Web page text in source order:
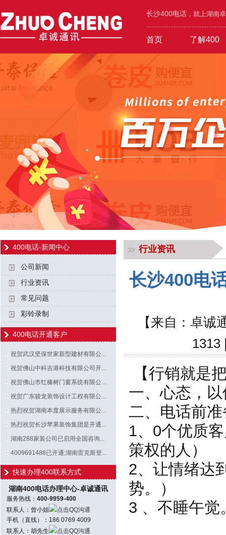
长沙400电话 ，就上湖南
首页 了解400
400价值 400功能
600元年套餐
工业/环保/能源 机械/设备/五金
400电话-新闻中心
公司新闻
行业资讯
常见问题
彩铃录制
400电话开通客户
祝贺武汉坚保世家新型建材有限公...
祝贺佛山中科吉港科技有限公司开...
祝贺佛山市红橡树门窗系统有限公...
祝贺广东骏龙装饰设计工程有限公...
热烈祝贺湖南本度展示服务有限公...
热烈祝贺长沙苹果装饰集团是开通...
湖南288家装公司已启用全国咨询...
4009691488已开通;湖南雷克斯登...
快速办理400联系方式
湖南400电话办理中心-卓诚通讯
服务热线： 400-9959-400
联系人：曾小姐
点击QQ沟通
手机（直线）：186 0769 4009
联系人：胡先生
点击QQ沟通
行业资讯
长沙400电
【来自：卓诚
1313
【行销就是
一、心态，
二
1、0个优质
策权的人）
2、让情绪达
势。）
3